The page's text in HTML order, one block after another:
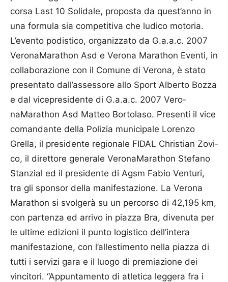
corsa Last 10 Solidale, proposta da quest’anno in
una formula sia competitiva che ludico motoria.
L’evento podistico, organizzato da G.a.a.c. 2007
Verona­Ma­ra­thon Asd e Verona Mara­thon Eventi, in
collaborazione con il Comune di Ve­rona, è stato
presentato dall’assessore allo Sport Alberto Bozza
e dal vicepresidente di G.a.a.c. 2007 Vero­
naMarathon Asd Mat­teo Borto­laso. Presenti il vice
comandante della Polizia municipale Lo­renzo
Grella, il presidente regionale FIDAL Chri­stian Zovi­
co, il direttore ge­nerale Verona­Ma­­rathon Ste­fa­no
Stanzial ed il presidente di Agsm Fabio Ven­turi,
tra gli sponsor della manifestazione. La Vero­na
Ma­rathon si svolgerà su un percorso di 42,195 km,
con partenza ed arrivo in piazza Bra, divenuta per
le ultime edizioni il punto logistico dell’intera
manifestazione, con l’allestimento nella piazza di
tutti i servizi gara e il luogo di premiazione dei
vincitori. “Appuntamento di atletica leggera fra i